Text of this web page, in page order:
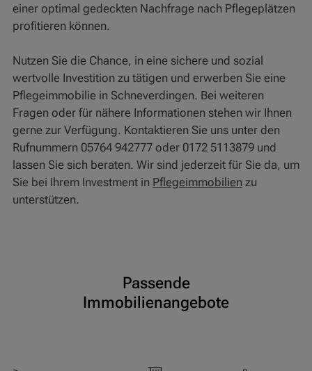
einer optimal gedeckten Nachfrage nach Pflegeplätzen
profitieren können.
Nutzen Sie die Chance, in eine sichere und sozial
wertvolle Investition zu tätigen und erwerben Sie eine
Pflegeimmobilie in Schneverdingen. Bei weiteren
Fragen oder für nähere Informationen stehen wir Ihnen
gerne zur Verfügung. Kontaktieren Sie uns unter den
Rufnummern 05764 942777 oder 0172 5113879 und
lassen Sie sich beraten. Wir sind jederzeit für Sie da, um
Sie bei Ihrem Investment in Pflegeimmobilien zu
unterstützen.
Passende
Immobilienangebote